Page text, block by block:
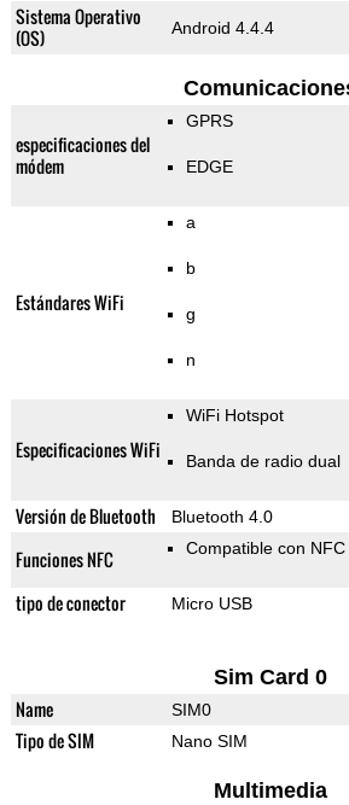
Sistema Operativo
(OS)
Android 4.4.4
especificaciones del
módem
GPRS
EDGE
Estándares WiFi
a
b
g
n
Especificaciones WiFi
WiFi Hotspot
Banda de radio dual
Versión de Bluetooth Bluetooth 4.0
Funciones NFC Compatible con NFC
tipo de conector Micro USB
Sim Card 0
Name SIM0
Tipo de SIM Nano SIM
Multimedia